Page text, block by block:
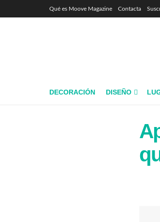
Qué es Moove Magazine Contacta
DECORACIÓN DISEÑO